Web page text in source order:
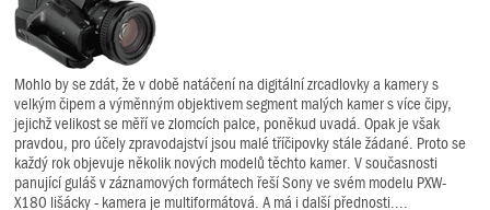
Mohlo by se zdát, že v době natáčení na digitální zrcadlovky a kamery s
velkým čipem a výměnným objektivem segment malých kamer s více čipy,
jejichž velikost se měří ve zlomcích palce, poněkud uvadá. Opak je však
pravdou, pro účely zpravodajství jsou malé tříčipovky stále žádané. Proto se
každý rok objevuje několik nových modelů těchto kamer. V současnosti
panující guláš v záznamových formátech řeší Sony ve svém modelu PXW-
X180 lišácky - kamera je multiformátová. A má i další přednosti....